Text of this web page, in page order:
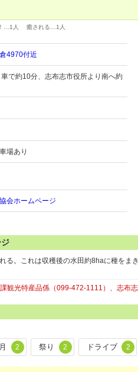
… 1人 癒される… 1人
4970付近
で約10分、志布志市役所より南へ約
場あり
会ホームページ
る。これは収穫後の水田約8haに種をま
観光特産品係（099-472-1111）、志布
2 祭り 2 ドライブ 2